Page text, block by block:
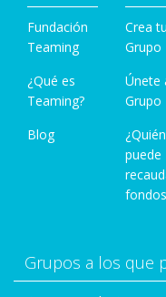
Fundación
Teaming
¿Qué es
Teaming?
Blog
Crea tu
Grupo
Únete
Grupo
¿Quién
puede
Grupos a los que